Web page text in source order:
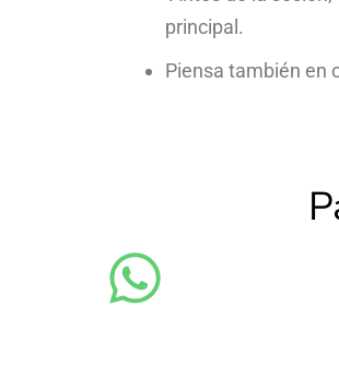
principal.
Piensa también en